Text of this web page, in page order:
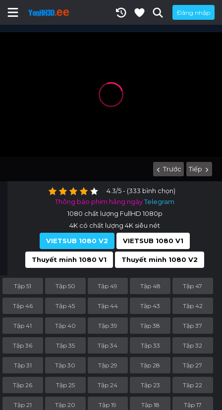
Đăng nhập
Trước Tiếp
4.3/5 - (333 bình chọn)
Thông báo phim hằng ngàyTelegram
1080 chất lượng FullHD 1080p
4K có chất lượng 4K siêu nét
VIETSUB 1080 V2
VIETSUB 1080 V1
Thuyết minh 1080 V1 Thuyết minh 1080 V2
Tập 51 Tập 50 Tập 49 Tập 48 Tập 47
Tập 46 Tập 45 Tập 44 Tập 43 Tập 42
Tập 41 Tập 40 Tập 39 Tập 38 Tập 37
Tập 36 Tập 35 Tập 34 Tập 33 Tập 32
Tập 31 Tập 30 Tập 29 Tập 28 Tập 27
Tập 26 Tập 25 Tập 24 Tập 23 Tập 22
Tập 21 Tập 20 Tập 19 Tập 18 Tập 17